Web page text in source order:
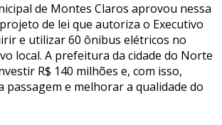
de Montes Claros aprovou nessa
de lei que autoriza o Executivo
e utilizar 60 ônibus elétricos no
local. A prefeitura da cidade do Norte
R$ 140 milhões e, com isso,
passagem e melhorar a qualidade do